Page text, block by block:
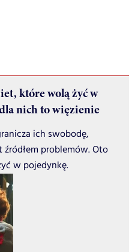
które wolą żyć w
nich to więzienie
ich swobodę,
problemów. Oto
w pojedynkę.